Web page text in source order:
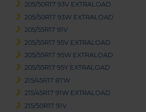
205/50R17 93V EXTRALOAD
205/50R17 93W EXTRALOAD
205/55R17 91V
205/55R17 95V EXTRALOAD
205/55R17 95W EXTRALOAD
205/55R17 95Y EXTRALOAD
215/45R17 87W
215/45R17 91W EXTRALOAD
215/50R17 91V